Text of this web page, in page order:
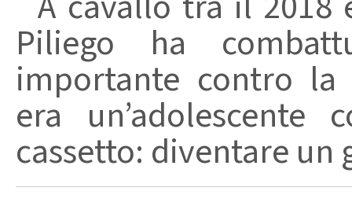
Piliego ha
importante contro la
era
cassetto: diventare un